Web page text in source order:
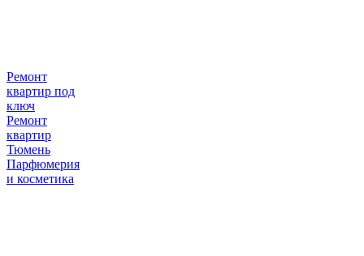
Ремонт
квартир под
ключ
Ремонт
квартир
Тюмень
Парфюмерия
и косметика